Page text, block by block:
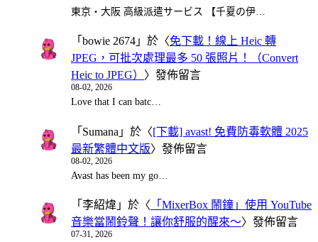
東京・大阪 高級派遣サービス 【千夏の伊…
「 bowie 2674 」於〈免下載！線上 Heic 轉
JPEG，可批次處理最多 50 張照片！（Convert
Heic to JPEG） 〉發佈留言
08-02, 2026
Love that I can batc…
「 Sumana 」於〈[下載] avast! 免費防毒軟體 2025
最新繁體中文版〉發佈留言
08-02, 2026
Avast has been my go…
「 李紹煒 」於〈 「MixerBox 鬧鐘」使用 YouTube
音樂當鬧鈴聲！讓你舒服的醒來～〉發佈留言
07-31, 2026